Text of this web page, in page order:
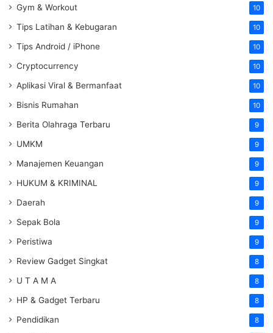
Gym & Workout 10
Tips Latihan & Kebugaran 10
Tips Android / iPhone 10
Cryptocurrency 10
Aplikasi Viral & Bermanfaat 10
Bisnis Rumahan 10
Berita Olahraga Terbaru 9
UMKM 9
Manajemen Keuangan 9
HUKUM & KRIMINAL 9
Daerah 9
Sepak Bola 9
Peristiwa 9
Review Gadget Singkat 8
U T A M A 8
HP & Gadget Terbaru 8
Pendidikan 8